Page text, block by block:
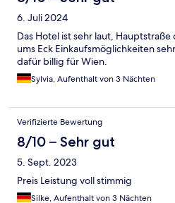
6. Juli 2024
Das Hotel ist sehr laut,
ums Eck Einkaufsmöglichkeiten
dafür billig für Wien.
Sylvia, Aufenthalt von 3 Nächten
Verifizierte Bewertung
8/10 – Sehr gut
5. Sept. 2023
Preis Leistung voll stimmig
Silke, Aufenthalt von 3 Nächten